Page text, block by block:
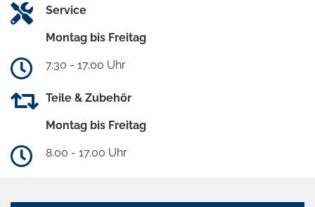
Service
Montag bis Freitag
7.30 - 17.00 Uhr
Teile & Zubehör
Montag bis Freitag
8.00 - 17.00 Uhr